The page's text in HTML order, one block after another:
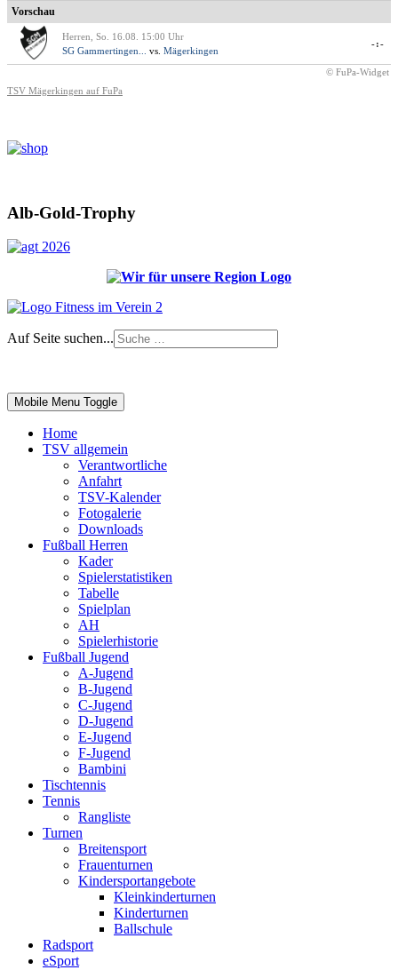
Vorschau
Herren, So. 16.08. 15:00 Uhr
SG Gammertingen...
vs. Mägerkingen
-:-
© FuPa-Widget
TSV Mägerkingen auf FuPa
Alb-Gold-Trophy
Auf Seite suchen...
Mobile Menu Toggle
Home
TSV allgemein
Verantwortliche
Anfahrt
TSV-Kalender
Fotogalerie
Downloads
Fußball Herren
Kader
Spielerstatistiken
Tabelle
Spielplan
AH
Spielerhistorie
Fußball Jugend
A-Jugend
B-Jugend
C-Jugend
D-Jugend
E-Jugend
F-Jugend
Bambini
Tischtennis
Tennis
Rangliste
Turnen
Breitensport
Frauenturnen
Kindersportangebote
Kleinkinderturnen
Kinderturnen
Ballschule
Radsport
eSport